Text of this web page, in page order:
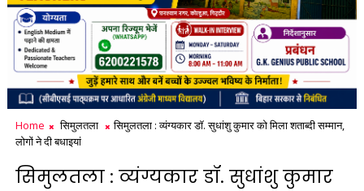
Home सिमुलतला
सिमुलतला : व्यंग्यकार डॉ. सुधांशु कुमार को मिला शताब्दी सम्मान,
लोगों ने दी बधाइयां
सिमुलतला : व्यंग्यकार डॉ. सुधांशु कुमार